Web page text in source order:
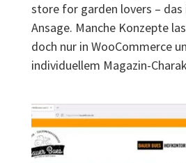
store for garden lovers –
Ansage. Manche Konzepte
doch nur in WooCommerce
individuellem Magazin-